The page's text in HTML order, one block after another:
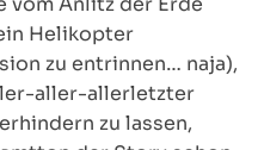
Helikopter
zu entrinnen… naja),
aller-allerletzter
zu lassen,